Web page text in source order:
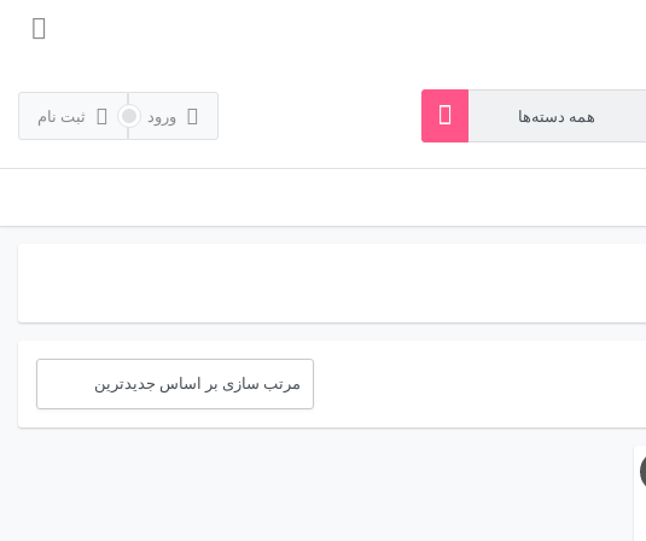
ورود ثبت نام